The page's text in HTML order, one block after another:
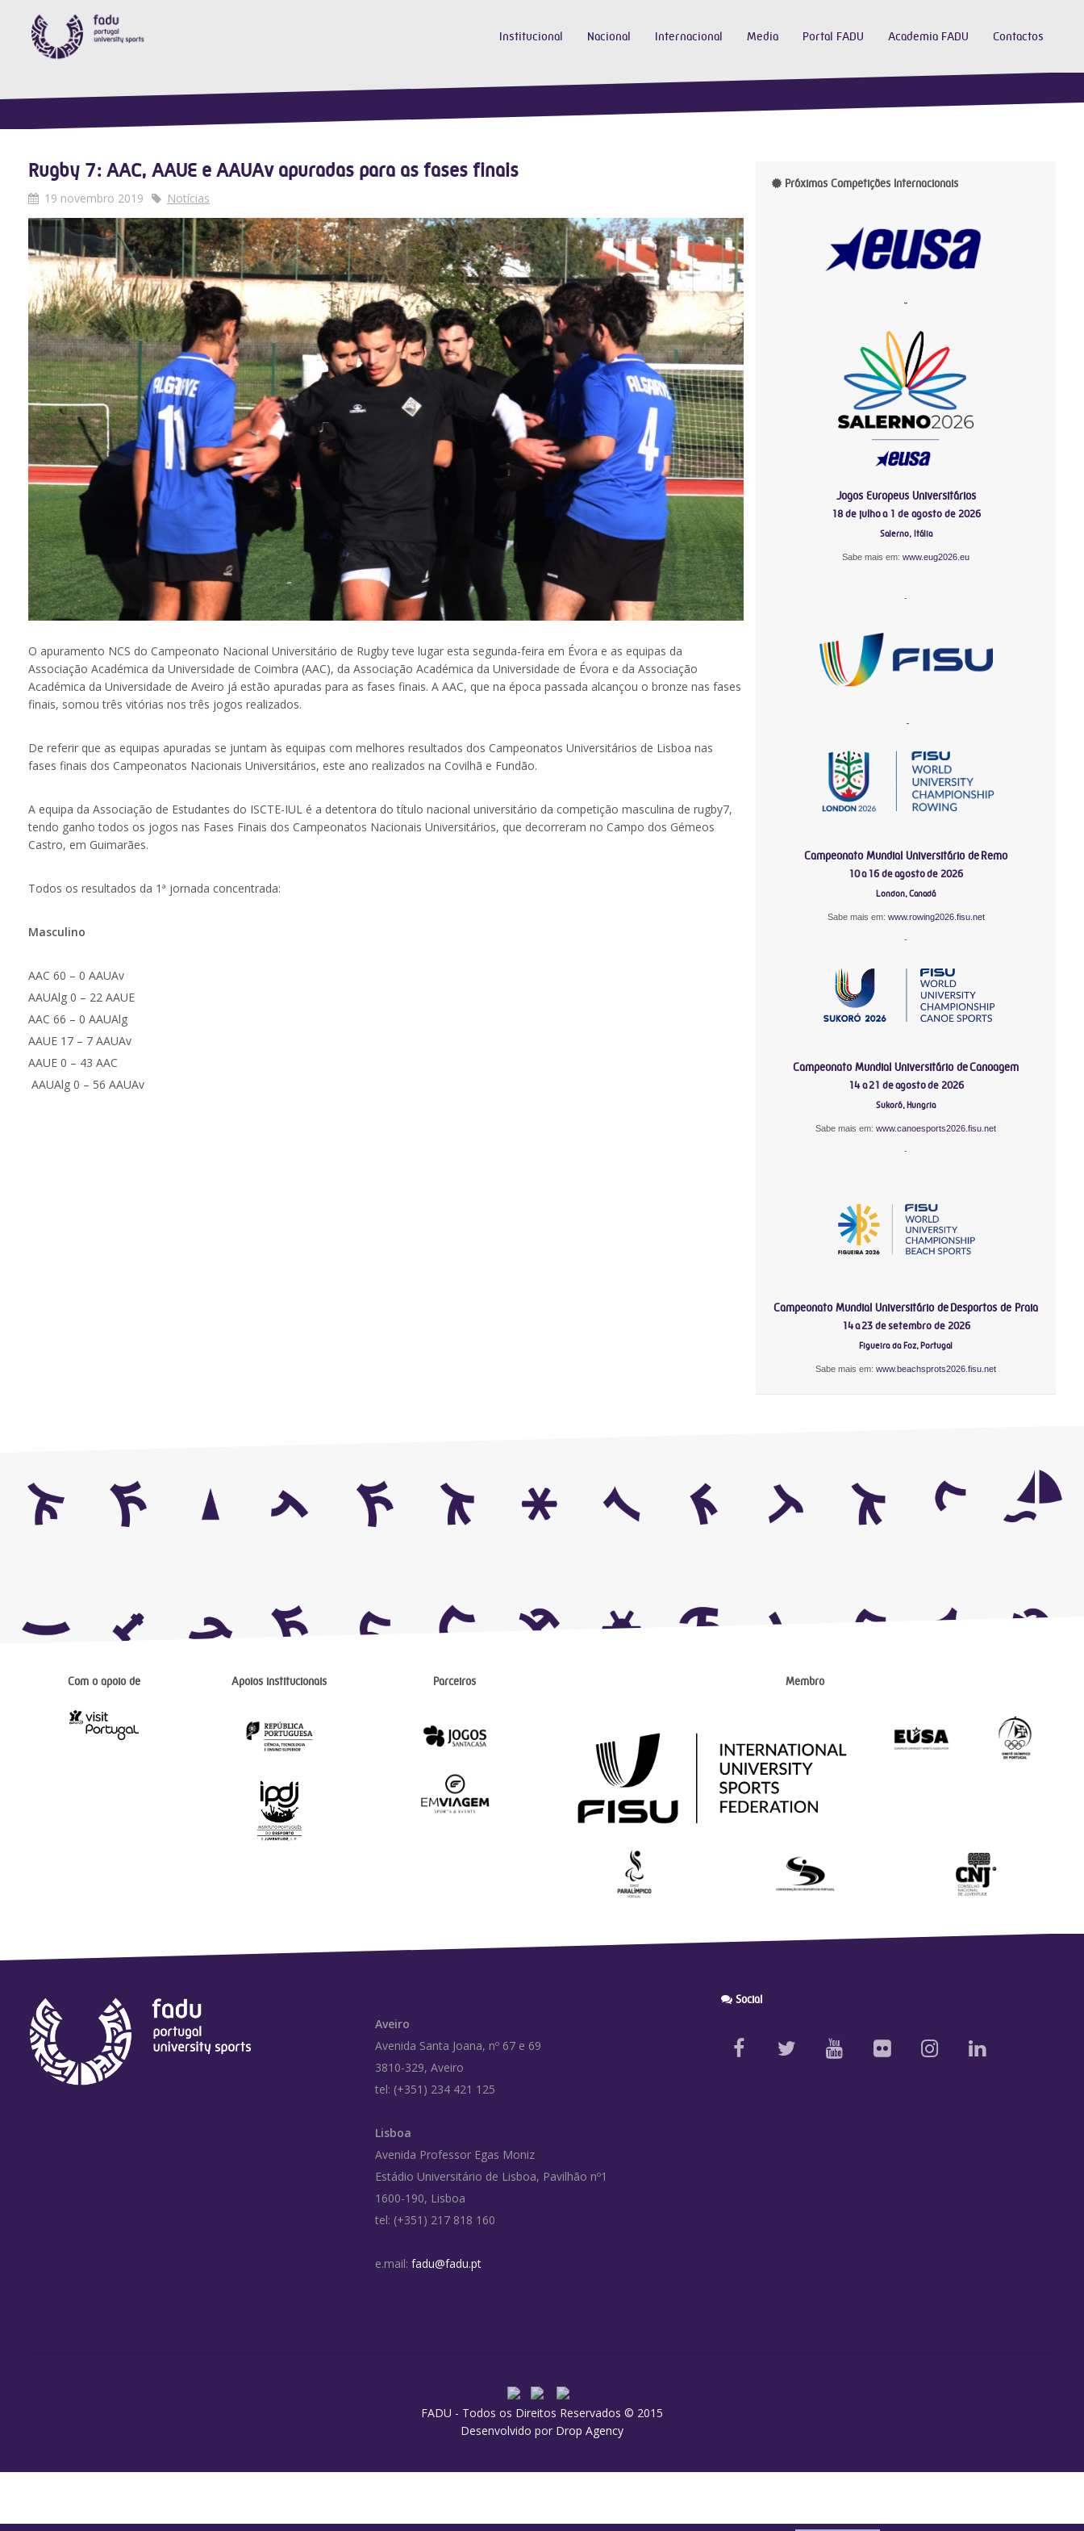
Institucional Nacional Internacional Media Portal FADU Academia FADU Contactos
Rugby 7: AAC, AAUE e AAUAv apuradas para as fases finais
19 novembro 2019 Notícias
O apuramento NCS do Campeonato Nacional Universitário de Rugby teve lugar esta segunda-feira em Évora e as equipas da
Associação Académica da Universidade de Coimbra (AAC), da Associação Académica da Universidade de Évora e da Associação
Académica da Universidade de Aveiro já estão apuradas para as fases finais. A AAC, que na época passada alcançou o bronze nas fases
finais, somou três vitórias nos três jogos realizados.
De referir que as equipas apuradas se juntam às equipas com melhores resultados dos Campeonatos Universitários de Lisboa nas
fases finais dos Campeonatos Nacionais Universitários, este ano realizados na Covilhã e Fundão.
A equipa da Associação de Estudantes do ISCTE-IUL é a detentora do título nacional universitário da competição masculina de rugby7,
tendo ganho todos os jogos nas Fases Finais dos Campeonatos Nacionais Universitários, que decorreram no Campo dos Gémeos
Castro, em Guimarães.
Todos os resultados da 1ª jornada concentrada:
Masculino
AAC 60 – 0 AAUAv
AAUAlg 0 – 22 AAUE
AAC 66 – 0 AAUAlg
AAUE 17 – 7 AAUAv
AAUE 0 – 43 AAC
AAUAlg 0 – 56 AAUAv
Próximas Competições Internacionais
-
Jogos Europeus Universitários
18 de julho a 1 de agosto de 2026
Salerno, Itália
Sabe mais em:www.eug2026.eu
-
-
Campeonato Mundial Universitário de Remo
10 a 16 de agosto de 2026
London, Canadá
Sabe mais em: www.rowing2026.fisu.net
-
Campeonato Mundial Universitário de Canoagem
14 a 21 de agosto de 2026
Sukoró, Hungria
Sabe mais em:www.canoesports2026.fisu.net
-
Campeonato Mundial Universitário de Desportos de Praia
14 a 23 de setembro de 2026
Figueira da Foz, Portugal
Sabe mais em:www.beachsprots2026.fisu.net
Com o apoio de Apoios institucionais Parceiros Membro
Aveiro
Avenida Santa Joana, nº 67 e 69
3810-329, Aveiro
tel: (+351) 234 421 125
Lisboa
Avenida Professor Egas Moniz
Estádio Universitário de Lisboa, Pavilhão nº1
1600-190, Lisboa
tel: (+351) 217 818 160
e.mail: fadu@fadu.pt
Social
FADU - Todos os Direitos Reservados © 2015
Desenvolvido por Drop Agency